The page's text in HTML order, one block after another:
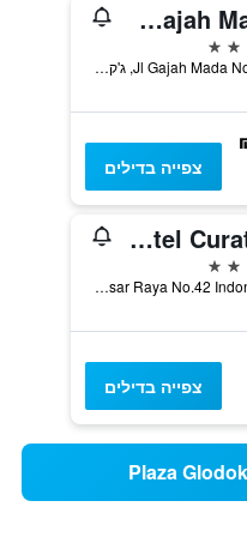
Novotel Jakarta Gajah Mada
Jl Gajah Mada No 188, ג'קרטה, אינדונזיה
צפייה בדילים
Sparks Life Jakarta, Artotel Curated
Jl.Mangga Besar Raya No.42 Indonesia, ג'קרטה, אינדונזיה
צפייה בדילים